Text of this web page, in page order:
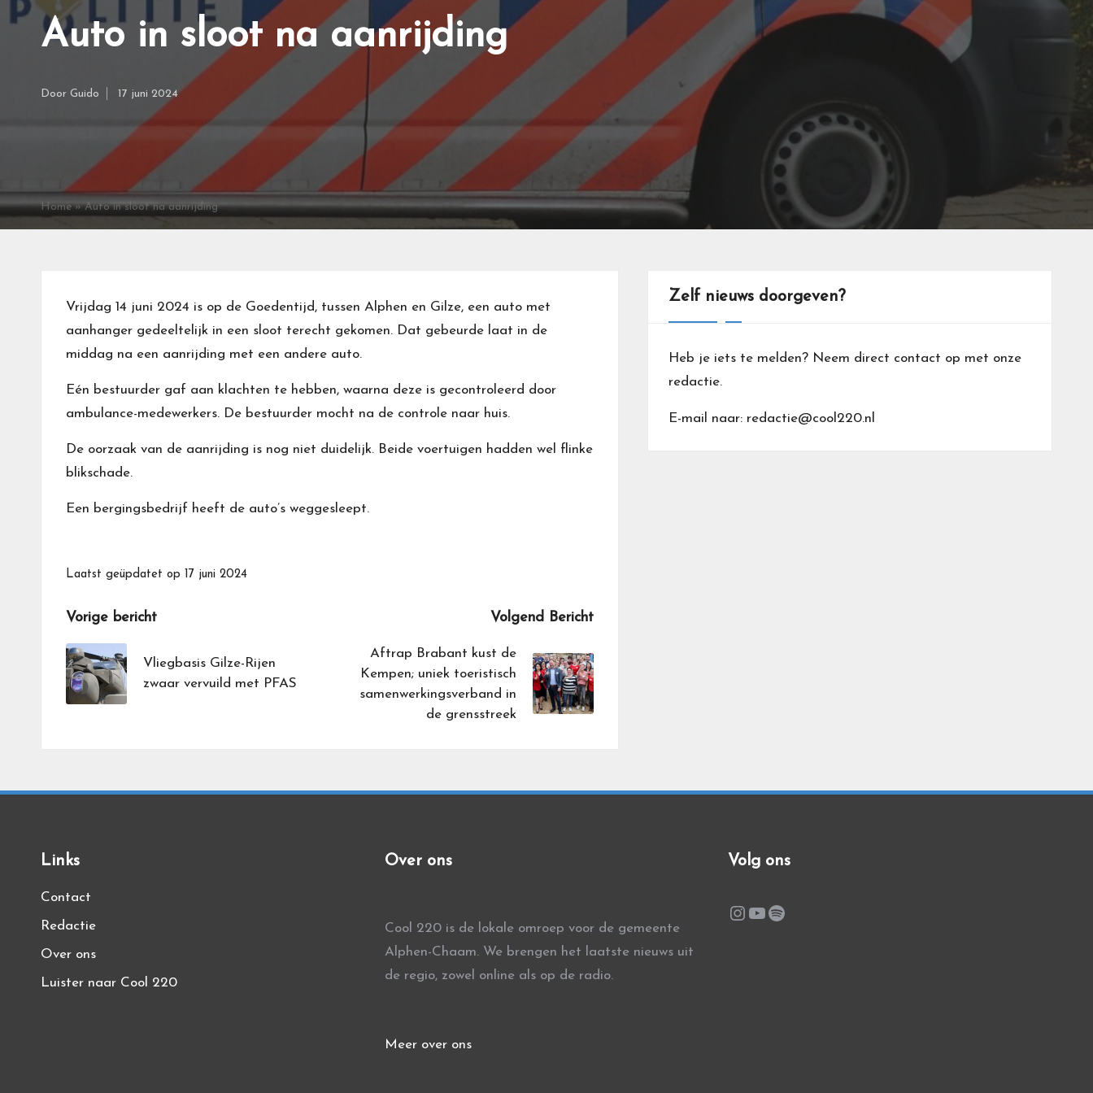
Auto in sloot na aanrijding
Door Guido 17 juni 2024
Home»Auto in sloot na aanrijding
Vrijdag 14 juni 2024 is op de Goedentijd, tussen Alphen en Gilze, een auto met
aanhanger gedeeltelijk in een sloot terecht gekomen. Dat gebeurde laat in de
middag na een aanrijding met een andere auto.
Eén bestuurder gaf aan klachten te hebben, waarna deze is gecontroleerd door
ambulance-medewerkers. De bestuurder mocht na de controle naar huis.
De oorzaak van de aanrijding is nog niet duidelijk. Beide voertuigen hadden wel flinke
blikschade.
Een bergingsbedrijf heeft de auto’s weggesleept.
Laatst geüpdatet op 17 juni 2024
Bericht
navigatie
Vorige bericht
Vliegbasis Gilze-Rijen
zwaar vervuild met PFAS
Volgend Bericht
Aftrap Brabant kust de
Kempen; uniek toeristisch
samenwerkingsverband in
de grensstreek
Zelf nieuws doorgeven?
Heb je iets te melden? Neem direct contact op met onze
redactie.
E-mail naar: redactie@cool220.nl
Links
Contact
Redactie
Over ons
Luister naar Cool 220
Over ons
Cool 220 is de lokale omroep voor de gemeente
Alphen-Chaam. We brengen het laatste nieuws uit
de regio, zowel online als op de radio.
Meer over ons
Volg ons
Instagram
YouTube
Spotify